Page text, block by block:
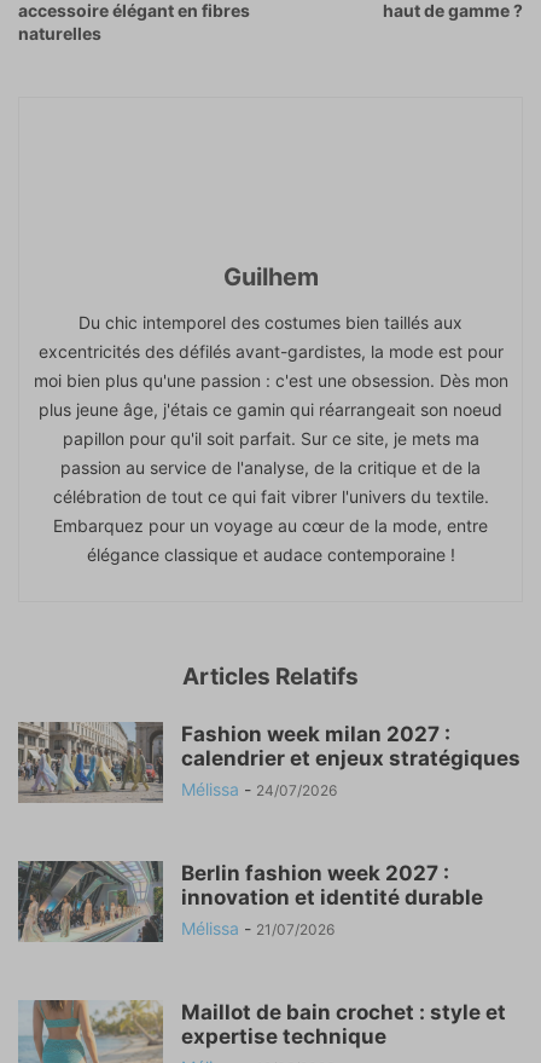
accessoire élégant en fibres
naturelles
haut de gamme ?
Guilhem
Du chic intemporel des costumes bien taillés aux
excentricités des défilés avant-gardistes, la mode est pour
moi bien plus qu'une passion : c'est une obsession. Dès mon
plus jeune âge, j'étais ce gamin qui réarrangeait son noeud
papillon pour qu'il soit parfait. Sur ce site, je mets ma
passion au service de l'analyse, de la critique et de la
célébration de tout ce qui fait vibrer l'univers du textile.
Embarquez pour un voyage au cœur de la mode, entre
élégance classique et audace contemporaine !
Articles Relatifs
Fashion week milan 2027 :
calendrier et enjeux stratégiques
Mélissa - 24/07/2026
Berlin fashion week 2027 :
innovation et identité durable
Mélissa - 21/07/2026
Maillot de bain crochet : style et
expertise technique